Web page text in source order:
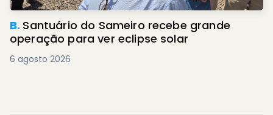
B. Santuário do Sameiro recebe grande
operação para ver eclipse solar
6 agosto 2026